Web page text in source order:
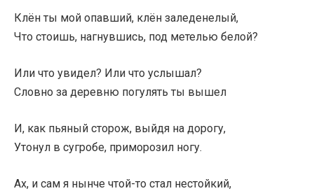
Клён ты мой опавший, клён заледенелый,
Что стоишь, нагнувшись, под метелью белой?
Или что увидел? Или что услышал?
Словно за деревню погулять ты вышел
И, как пьяный сторож, выйдя на дорогу,
Утонул в сугробе, приморозил ногу.
Ах, и сам я нынче чтой-то стал нестойкий,